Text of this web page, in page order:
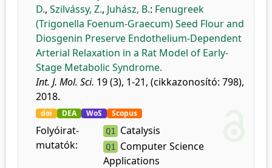
D., Szilvássy, Z., Juhász, B.: Fenugreek
(Trigonella Foenum-Graecum) Seed Flour and
Diosgenin Preserve Endothelium-Dependent
Arterial Relaxation in a Rat Model of Early-
Stage Metabolic Syndrome.
Int. J. Mol. Sci. 19 (3), 1-21, (cikkazonosító: 798),
2018.
doi DEA WoS Scopus
Folyóirat-
mutatók:
Q1 Catalysis
Q1
Computer Science
Applications